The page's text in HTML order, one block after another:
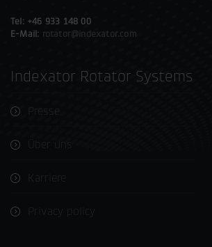
Tel: +46 933 148 00
E-Mail: rotator@indexator.com
Indexator Rotator Systems
Presse
Über uns
Karriere